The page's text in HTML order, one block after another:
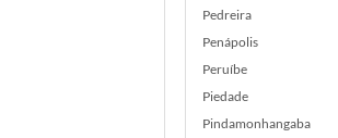
Pedreira
Penápolis
Peruíbe
Piedade
Pindamonhangaba